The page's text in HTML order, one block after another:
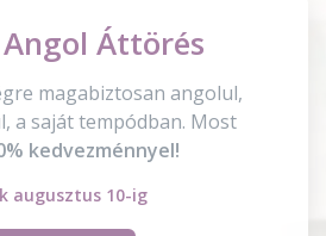
Áttörés
magabiztosan angolul,
a saját tempódban. Most
kedvezménnyel!
augusztus 10-ig